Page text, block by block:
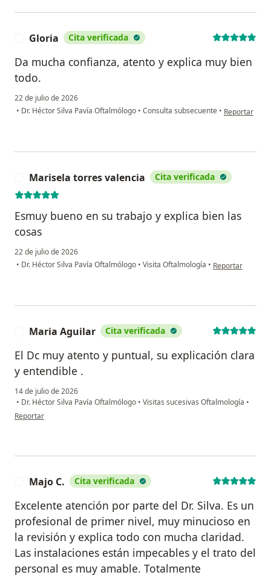
Gloria Cita verificada
Da mucha confianza, atento y explica muy bien
todo.
22 de julio de 2026
• Dr. Héctor Silva Pavía Oftalmólogo • Consulta subsecuente • en opinión
Reportar
Marisela torres valencia Cita verificada
Esmuy bueno en su trabajo y explica bien las
cosas
22 de julio de 2026
• Dr. Héctor Silva Pavía Oftalmólogo • Visita Oftalmología • en opinión del
Reportar
Maria Aguilar Cita verificada
El Dc muy atento y puntual, su explicación clara
y entendible .
14 de julio de 2026
• Dr. Héctor Silva Pavía Oftalmólogo • Visitas sucesivas Oftalmología •
en opinión del usuario Maria Aguilar
Reportar
Majo C. Cita verificada
Excelente atención por parte del Dr. Silva. Es un
profesional de primer nivel, muy minucioso en
la revisión y explica todo con mucha claridad.
Las instalaciones están impecables y el trato del
personal es muy amable. Totalmente